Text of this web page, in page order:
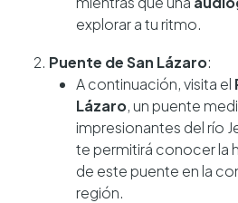
explorar a tu ritmo.
Puente de San Lázaro:
A continuación, visita el
Lázaro, un puente
impresionantes del río
te permitirá conocer la
de este puente en la
región.